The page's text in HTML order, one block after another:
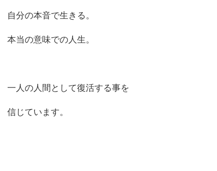
自分の本音で生きる。
本当の意味での人生。
一人の人間として復活する事を
信じています。